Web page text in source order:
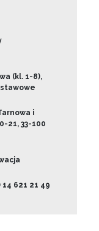
(kl. 1-8),
i
21, 33-100
621 21 49